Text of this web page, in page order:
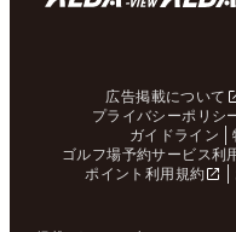
広告掲載について
プライバシーポリシ
ガイドライン
ゴルフ場予約サービス利
ポイント利用規約